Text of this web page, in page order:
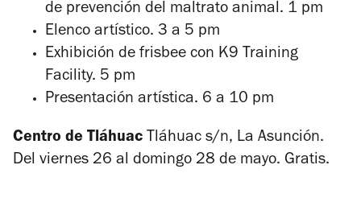
de prevención del maltrato animal. 1 pm
Elenco artístico. 3 a 5 pm
Exhibición de frisbee con K9 Training
Facility. 5 pm
Presentación artística. 6 a 10 pm
Centro de Tláhuac Tláhuac s/n, La Asunción.
Del viernes 26 al domingo 28 de mayo. Gratis.